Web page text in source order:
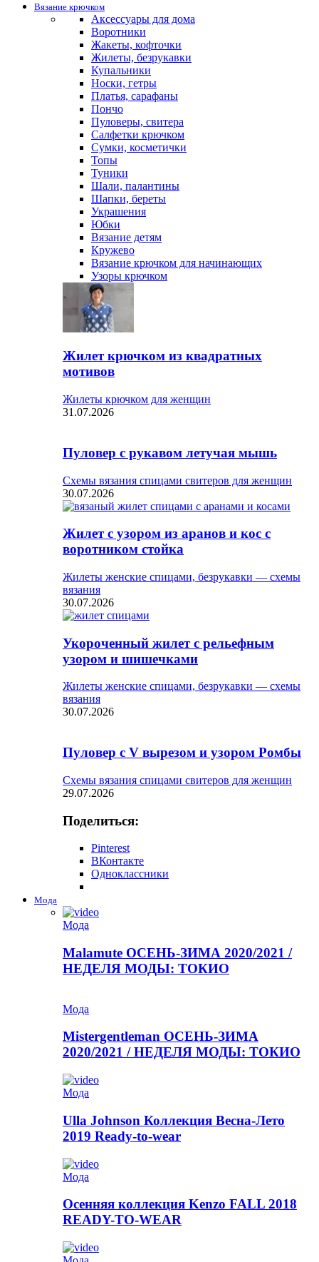
Вязание крючком
Аксессуары для дома
Воротники
Жакеты, кофточки
Жилеты, безрукавки
Купальники
Носки, гетры
Платья, сарафаны
Пончо
Пуловеры, свитера
Салфетки крючком
Сумки, косметички
Топы
Туники
Шали, палантины
Шапки, береты
Украшения
Юбки
Вязание детям
Кружево
Вязание крючком для начинающих
Узоры крючком
Жилет крючком из квадратных
мотивов
Жилеты крючком для женщин
31.07.2026
Пуловер с рукавом летучая мышь
Схемы вязания спицами свитеров для женщин
30.07.2026
Жилет с узором из аранов и кос с
воротником стойка
Жилеты женские спицами, безрукавки — схемы
вязания
30.07.2026
Укороченный жилет с рельефным
узором и шишечками
Жилеты женские спицами, безрукавки — схемы
вязания
30.07.2026
Пуловер с V вырезом и узором Ромбы
Схемы вязания спицами свитеров для женщин
29.07.2026
Поделиться:
Pinterest
ВКонтакте
Одноклассники
Мода
Мода
Malamute ОСЕНЬ-ЗИМА 2020/2021 /
НЕДЕЛЯ МОДЫ: ТОКИО
Мода
Mistergentleman ОСЕНЬ-ЗИМА
2020/2021 / НЕДЕЛЯ МОДЫ: ТОКИО
Мода
Ulla Johnson Коллекция Весна-Лето
2019 Ready-to-wear
Мода
Осенняя коллекция Kenzo FALL 2018
READY-TO-WEAR